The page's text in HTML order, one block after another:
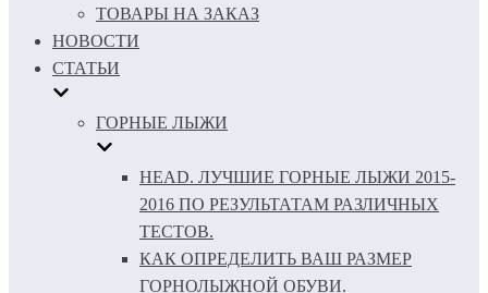
ТОВАРЫ НА ЗАКАЗ
НОВОСТИ
СТАТЬИ
ГОРНЫЕ ЛЫЖИ
HEAD. ЛУЧШИЕ ГОРНЫЕ ЛЫЖИ 2015-
2016 ПО РЕЗУЛЬТАТАМ РАЗЛИЧНЫХ
ТЕСТОВ.
КАК ОПРЕДЕЛИТЬ ВАШ РАЗМЕР
ГОРНОЛЫЖНОЙ ОБУВИ.